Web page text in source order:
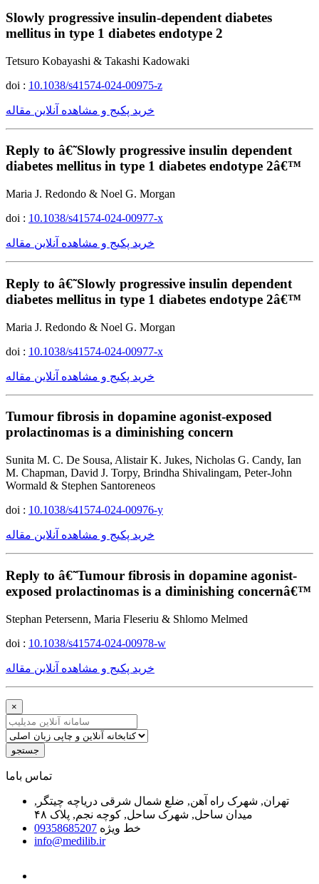
Slowly progressive insulin-dependent diabetes
mellitus in type 1 diabetes endotype 2
Tetsuro Kobayashi & Takashi Kadowaki
doi : 10.1038/s41574-024-00975-z
خرید پکیج و مشاهده آنلاین مقاله
Reply to â€˜Slowly progressive insulin dependent
diabetes mellitus in type 1 diabetes endotype 2â€™
Maria J. Redondo & Noel G. Morgan
doi : 10.1038/s41574-024-00977-x
خرید پکیج و مشاهده آنلاین مقاله
Reply to â€˜Slowly progressive insulin dependent
diabetes mellitus in type 1 diabetes endotype 2â€™
Maria J. Redondo & Noel G. Morgan
doi : 10.1038/s41574-024-00977-x
خرید پکیج و مشاهده آنلاین مقاله
Tumour fibrosis in dopamine agonist-exposed
prolactinomas is a diminishing concern
Sunita M. C. De Sousa, Alistair K. Jukes, Nicholas G. Candy, Ian
M. Chapman, David J. Torpy, Brindha Shivalingam, Peter-John
Wormald & Stephen Santoreneos
doi : 10.1038/s41574-024-00976-y
خرید پکیج و مشاهده آنلاین مقاله
Reply to â€˜Tumour fibrosis in dopamine agonist-
exposed prolactinomas is a diminishing concernâ€™
Stephan Petersenn, Maria Fleseriu & Shlomo Melmed
doi : 10.1038/s41574-024-00978-w
خرید پکیج و مشاهده آنلاین مقاله
×
جستجو
ﺗﻤﺎﺱ ﺑﺎﻣﺎ
تهران, شهرک راه آهن, ضلع شمال شرقی دریاچه چیتگر,
میدان ساحل, شهرک ساحل, کوچه نجم, پلاک ۴۸
خط ویژه 09358685207
info@medilib.ir